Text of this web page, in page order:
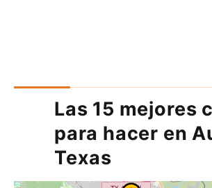
Las 15 mejores
para hacer en
Texas